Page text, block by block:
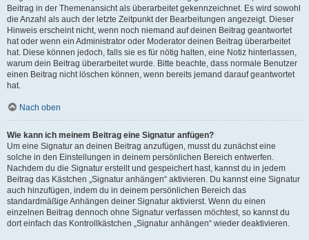
Beitrag in der Themenansicht als überarbeitet gekennzeichnet. Es wird sowohl
die Anzahl als auch der letzte Zeitpunkt der Bearbeitungen angezeigt. Dieser
Hinweis erscheint nicht, wenn noch niemand auf deinen Beitrag geantwortet
hat oder wenn ein Administrator oder Moderator deinen Beitrag überarbeitet
hat. Diese können jedoch, falls sie es für nötig halten, eine Notiz hinterlassen,
warum dein Beitrag überarbeitet wurde. Bitte beachte, dass normale Benutzer
einen Beitrag nicht löschen können, wenn bereits jemand darauf geantwortet
hat.
Nach oben
Wie kann ich meinem Beitrag eine Signatur anfügen?
Um eine Signatur an deinen Beitrag anzufügen, musst du zunächst eine
solche in den Einstellungen in deinem persönlichen Bereich entwerfen.
Nachdem du die Signatur erstellt und gespeichert hast, kannst du in jedem
Beitrag das Kästchen „Signatur anhängen“ aktivieren. Du kannst eine Signatur
auch hinzufügen, indem du in deinem persönlichen Bereich das
standardmäßige Anhängen deiner Signatur aktivierst. Wenn du einen
einzelnen Beitrag dennoch ohne Signatur verfassen möchtest, so kannst du
dort einfach das Kontrollkästchen „Signatur anhängen“ wieder deaktivieren.